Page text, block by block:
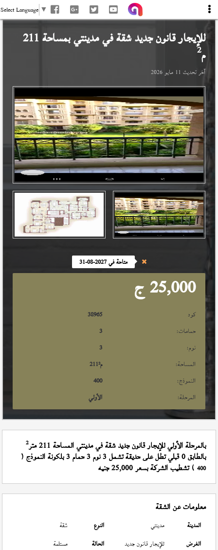
Select Language ▼
للإيجار قانون جديد شقة فيمدينتي بمساحة 211
م2
آخر تحديث 11 مايو 2026
متاحة في 2027-08-31
25,000 ج
كود
38965
حمامات:
3
نوم:
3
المساحة:
211 م²
النموذج:
400
المرحلة:
الأولي
بالمرحلة الأولي للإيجار قانون جديد شقة في مدينتي المساحة 211 متر 2
بالطابق 0 قبلي تطل على حديقة تشمل 3 نوم 3 حمام 3 بلكونة النموذج (
400 ) تشطيب الشركة بسعر 25,000 جنيه
معلومات عن الشقة
المدينة مدينتي النوع
شقة
الغرض
للإيجار قانون جديد الحالة
مستلمة